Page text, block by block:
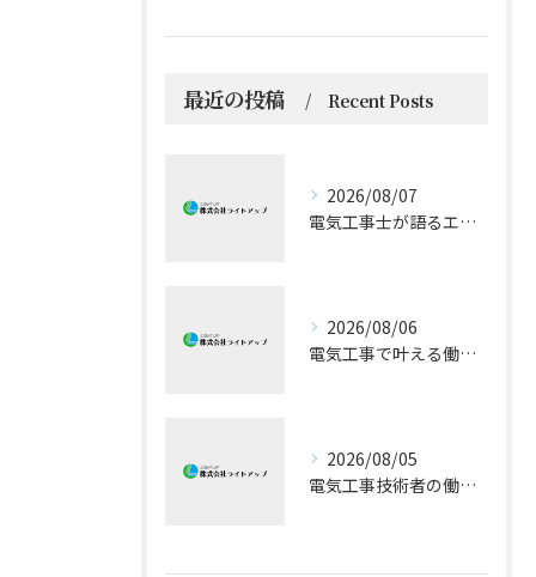
最近の投稿 Recent Posts
2026/08/07
電気工事士が語るエアコン技術の極意
2026/08/06
電気工事で叶える働きやすい環境とキャリア形成
2026/08/05
電気工事技術者の働きやすさと成長戦略